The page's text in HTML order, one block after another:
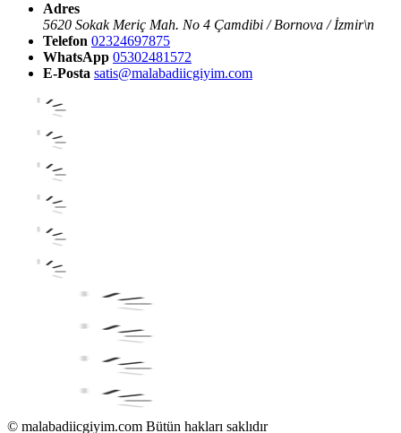
Adres
5620 Sokak Meriç Mah. No 4 Çamdibi / Bornova / İzmir\n
Telefon 02324697875
WhatsApp 05302481572
E-Posta satis@malabadiicgiyim.com
© malabadiicgiyim.com Bütün hakları saklıdır